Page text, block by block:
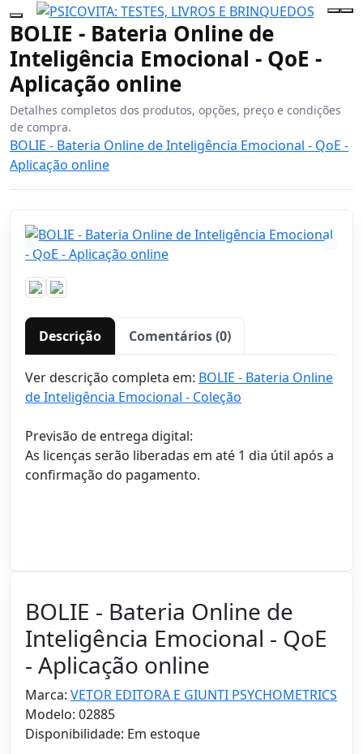
BOLIE - Bateria Online de
Inteligência Emocional - QoE -
Aplicação online
Detalhes completos dos produtos, opções, preço e condições
de compra.
BOLIE - Bateria Online de Inteligência Emocional - QoE -
Aplicação online
Descrição Comentários (0)
Ver descrição completa em: BOLIE - Bateria Online
de Inteligência Emocional - Coleção
Previsão de entrega digital:
As licenças serão liberadas em até 1 dia útil após a
confirmação do pagamento.
BOLIE - Bateria Online de
Inteligência Emocional - QoE
- Aplicação online
Marca: VETOR EDITORA E GIUNTI PSYCHOMETRICS
Modelo: 02885
Disponibilidade: Em estoque